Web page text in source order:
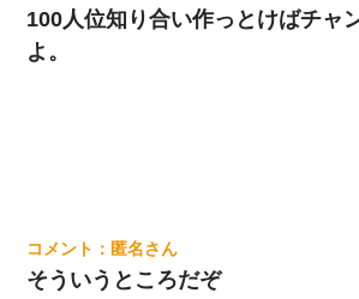
100人位知り合い作っとけばチャ
よ。
匿名
そういうところだぞ